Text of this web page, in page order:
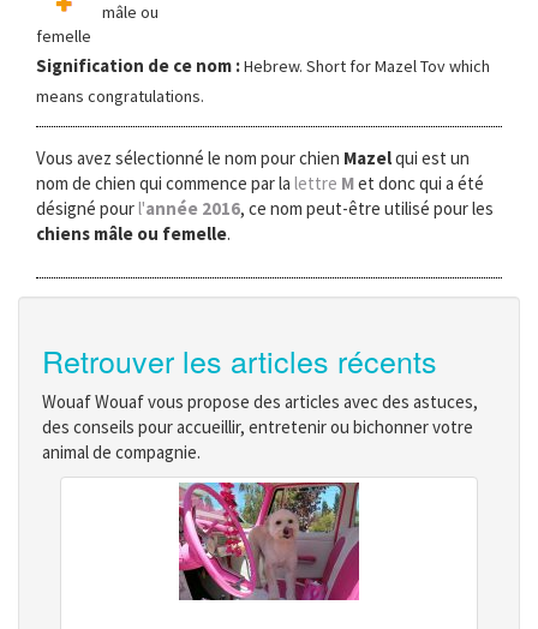
mâle ou
femelle
Signification de ce nom :Hebrew. Short for Mazel Tov which
means congratulations.
Vous avez sélectionné le nom pour chien Mazelqui est un
nom de chien qui commence par la lettre Met donc qui a été
désigné pourl'année 2016, ce nom peut-être utilisé pour les
chiens mâle ou femelle.
Retrouver les articles récents
Wouaf Wouaf vous propose des articles avec des astuces,
des conseils pour accueillir, entretenir ou bichonner votre
animal de compagnie.